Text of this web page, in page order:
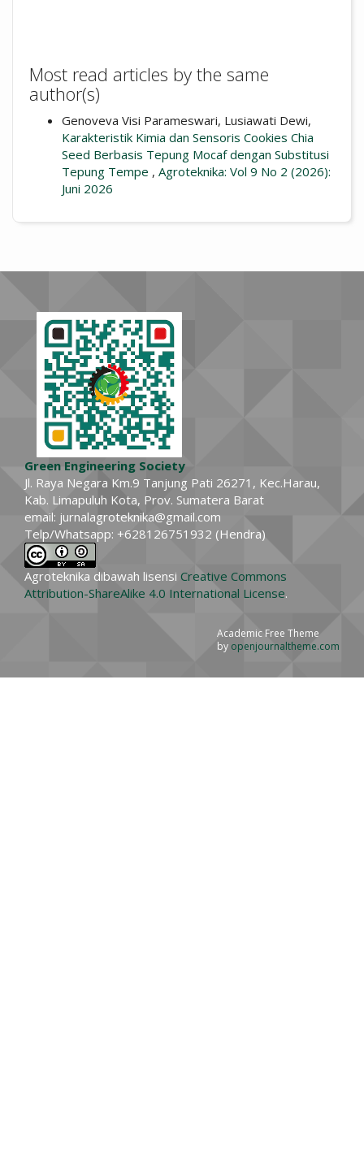
Most read articles by the same
author(s)
Genoveva Visi Parameswari, Lusiawati Dewi,
Karakteristik Kimia dan Sensoris Cookies Chia
Seed Berbasis Tepung Mocaf dengan Substitusi
Tepung Tempe , Agroteknika: Vol 9 No 2 (2026):
Juni 2026
Green Engineering Society
Jl. Raya Negara Km.9 Tanjung Pati 26271, Kec.Harau,
Kab. Limapuluh Kota, Prov. Sumatera Barat
email: jurnalagroteknika@gmail.com
Telp/Whatsapp: +628126751932 (Hendra)
Agroteknika dibawah lisensi Creative Commons
Attribution-ShareAlike 4.0 International License.
Academic Free Theme
by openjournaltheme.com